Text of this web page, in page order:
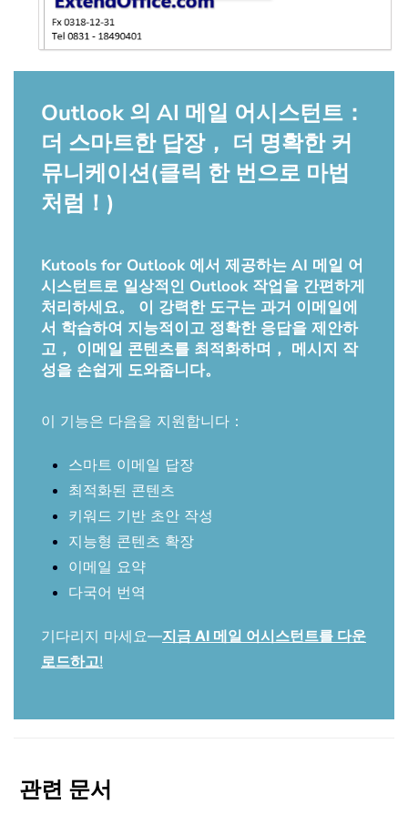
Outlook 의 AI 메일 어시스턴트：
더 스마트한 답장， 더 명확한 커
뮤니케이션(클릭 한 번으로 마법
처럼！)
Kutools for Outlook 에서 제공하는 AI 메일 어
시스턴트로 일상적인 Outlook 작업을 간편하게
처리하세요。 이 강력한 도구는 과거 이메일에
서 학습하여 지능적이고 정확한 응답을 제안하
고， 이메일 콘텐츠를 최적화하며， 메시지 작
성을 손쉽게 도와줍니다。
이 기능은 다음을 지원합니다：
스마트 이메일 답장
최적화된 콘텐츠
키워드 기반 초안 작성
지능형 콘텐츠 확장
이메일 요약
다국어 번역
기다리지 마세요—지금 AI 메일 어시스턴트를 다운
로드하고!
관련 문서